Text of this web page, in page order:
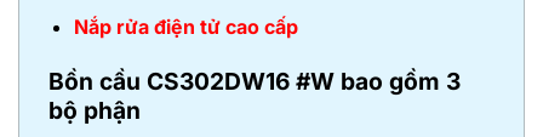
Nắp rửa điện tử cao cấp
Bồn cầu CS302DW16 #W bao gồm 3
bộ phận